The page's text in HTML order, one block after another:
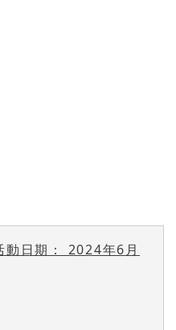
動日期： 2024年6月